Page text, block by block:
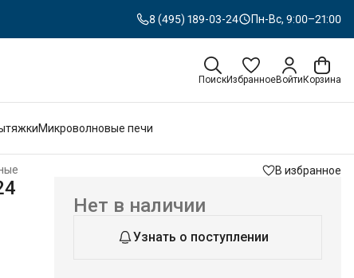
8 (495) 189-03-24 Пн-Вс, 9:00–21:00
ПоискИзбранноеВойти Корзина
Микроволновые печи
В избранное
Нет в наличии
Узнать о поступлении